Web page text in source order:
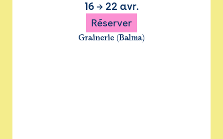
16→ 22 avr.
Réserver
Grainerie (Balma)